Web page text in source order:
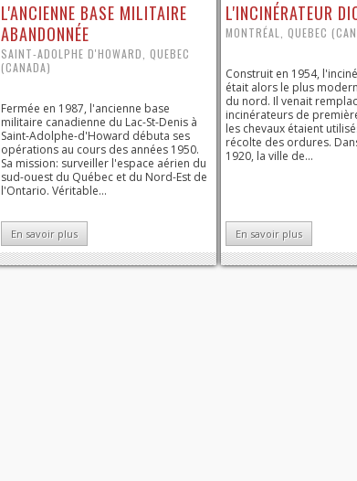
L'ANCIENNE BASE MILITAIRE
ABANDONNÉE
SAINT-ADOLPHE D'HOWARD, QUEBEC
(CANADA)
Fermée en 1987, l'ancienne base
militaire canadienne du Lac-St-Denis à
Saint-Adolphe-d'Howard débuta ses
opérations au cours des années 1950.
Sa mission: surveiller l'espace aérien du
sud-ouest du Québec et du Nord-Est de
l'Ontario. Véritable...
En savoir plus
L'INCINÉRATEUR
MONTRÉAL, QUEBEC
Construit en 1954,
était alors le plus
du nord. Il venait
incinérateurs de
les chevaux étaient
récolte des ordures.
1920, la ville de...
En savoir plus